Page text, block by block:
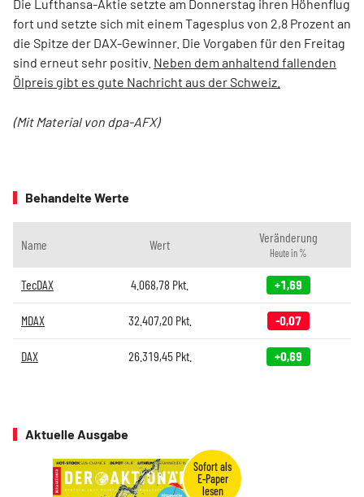
Die Lufthansa-Aktie setzte am Donnerstag ihren Höhenflug
fort und setzte sich mit einem Tagesplus von 2,8 Prozent an
die Spitze der DAX-Gewinner. Die Vorgaben für den Freitag
sind erneut sehr positiv. Neben dem anhaltend fallenden
Ölpreis gibt es gute Nachricht aus der Schweiz.
(Mit Material von dpa-AFX)
Behandelte Werte
Name Wert Veränderung
Heute in %
TecDAX 4.068,78 Pkt. +1,69
MDAX 32.407,20Pkt. -0,07
DAX 26.319,45Pkt. +0,69
Aktuelle Ausgabe